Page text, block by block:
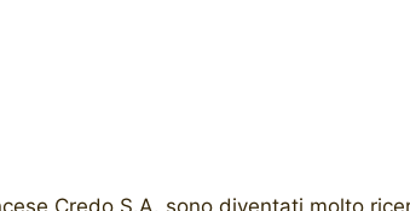
Credo S.A. sono diventati molto